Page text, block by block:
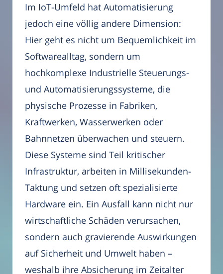
Im IoT-Umfeld hat Automatisierung
jedoch eine völlig andere Dimension:
Hier geht es nicht um Bequemlichkeit im
Softwarealltag, sondern um
hochkomplexe Industrielle Steuerungs-
und Automatisierungssysteme, die
physische Prozesse in Fabriken,
Kraftwerken, Wasserwerken oder
Bahnnetzen überwachen und steuern.
Diese Systeme sind Teil kritischer
Infrastruktur, arbeiten in Millisekunden-
Taktung und setzen oft spezialisierte
Hardware ein. Ein Ausfall kann nicht nur
wirtschaftliche Schäden verursachen,
sondern auch gravierende Auswirkungen
auf Sicherheit und Umwelt haben –
weshalb ihre Absicherung im Zeitalter